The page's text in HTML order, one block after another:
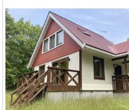
屋根付き駐車スペースや大型物置にウッドデ
り沢山です！リモート案内も可能ですのでお
い合わせお待ちしております！★ピタットハ
9377★